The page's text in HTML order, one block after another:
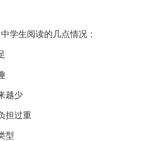
学生阅读的几点情况：
越少
担过重
型